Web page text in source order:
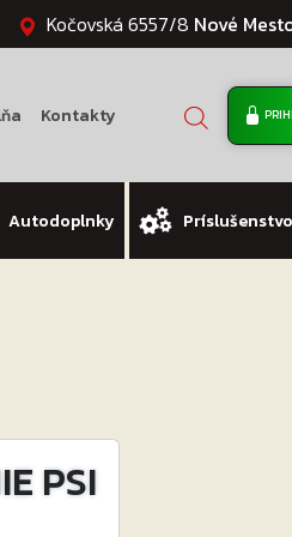
Kočovská 6557/8 Nové
Kontakty
Autodoplnky Príslušenstvo
PSI